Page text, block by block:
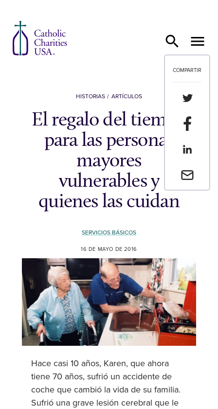
COMPARTIR
Envia un
HISTORIAS ARTÍCULOS
El regalo del tiempo
para las personas
mayores
vulnerables y
quienes las cuidan
SERVICIOS BÁSICOS
16 DE MAYO DE 2016
Hace casi 10 años, Karen, que ahora
tiene 70 años, sufrió un accidente de
coche que cambió la vida de su familia.
Sufrió una grave lesión cerebral que le